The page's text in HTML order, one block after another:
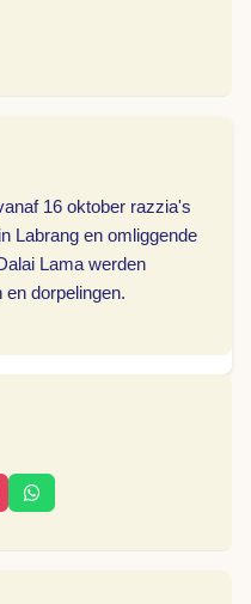
16 oktober razzia's
Labrang en omliggende
Lama werden
dorpelingen.